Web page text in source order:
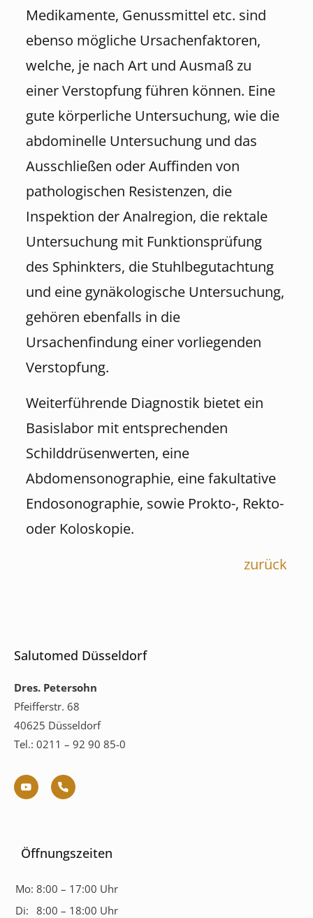
Medikamente, Genussmittel etc. sind
ebenso mögliche Ursachenfaktoren,
welche, je nach Art und Ausmaß zu
einer Verstopfung führen können. Eine
gute körperliche Untersuchung, wie die
abdominelle Untersuchung und das
Ausschließen oder Auffinden von
pathologischen Resistenzen, die
Inspektion der Analregion, die rektale
Untersuchung mit Funktionsprüfung
des Sphinkters, die Stuhlbegutachtung
und eine gynäkologische Untersuchung,
gehören ebenfalls in die
Ursachenfindung einer vorliegenden
Verstopfung.
Weiterführende Diagnostik bietet ein
Basislabor mit entsprechenden
Schilddrüsenwerten, eine
Abdomensonographie, eine fakultative
Endosonographie, sowie Prokto-, Rekto-
oder Koloskopie.
zurück
Salutomed Düsseldorf
Dres. Petersohn
Pfeifferstr. 68
40625 Düsseldorf
Tel.: 0211 – 92 90 85-0
Öffnungszeiten
Mo: 8:00 – 17:00 Uhr
Di: 8:00 – 18:00 Uhr